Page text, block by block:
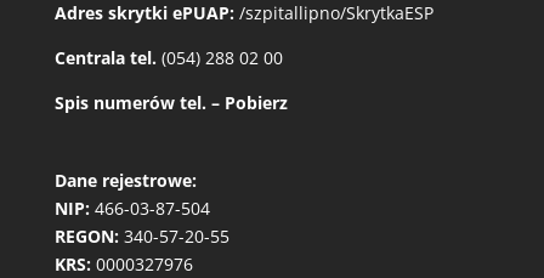
Adres skrytki ePUAP: /szpitallipno/SkrytkaESP
Centrala tel. (054) 288 02 00
Spis numerów tel. – Pobierz
Dane rejestrowe:
NIP: 466-03-87-504
REGON: 340-57-20-55
KRS: 0000327976